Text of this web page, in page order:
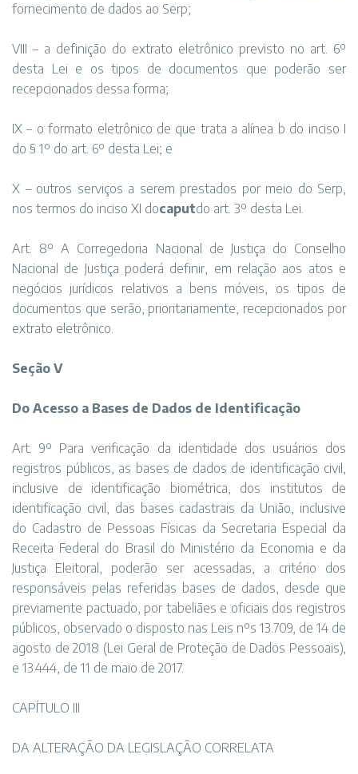
fornecimento de dados ao Serp;
VIII – a definição do extrato eletrônico previsto no art. 6º
desta Lei e os tipos de documentos que poderão ser
recepcionados dessa forma;
IX – o formato eletrônico de que trata a alínea b do inciso I
do § 1º do art. 6º desta Lei; e
X – outros serviços a serem prestados por meio do Serp,
nos termos do inciso XI docaputdo art. 3º desta Lei.
Art. 8º A Corregedoria Nacional de Justiça do Conselho
Nacional de Justiça poderá definir, em relação aos atos e
negócios jurídicos relativos a bens móveis, os tipos de
documentos que serão, prioritariamente, recepcionados por
extrato eletrônico.
Seção V
Do Acesso a Bases de Dados de Identificação
Art. 9º Para verificação da identidade dos usuários dos
registros públicos, as bases de dados de identificação civil,
inclusive de identificação biométrica, dos institutos de
identificação civil, das bases cadastrais da União, inclusive
do Cadastro de Pessoas Físicas da Secretaria Especial da
Receita Federal do Brasil do Ministério da Economia e da
Justiça Eleitoral, poderão ser acessadas, a critério dos
responsáveis pelas referidas bases de dados, desde que
previamente pactuado, por tabeliães e oficiais dos registros
públicos, observado o disposto nas Leis nºs 13.709, de 14 de
agosto de 2018 (Lei Geral de Proteção de Dados Pessoais),
e 13.444, de 11 de maio de 2017.
CAPÍTULO III
DA ALTERAÇÃO DA LEGISLAÇÃO CORRELATA